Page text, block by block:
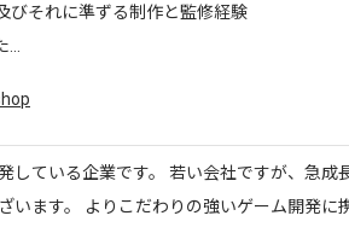
びそれに準ずる制作と監修経験
している企業です。 若い会社ですが、急成
います。 よりこだわりの強いゲーム開発に